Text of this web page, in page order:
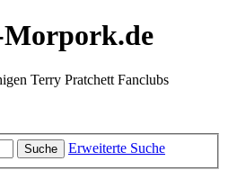
Terry Pratchett Fanclubs
Suche Erweiterte Suche